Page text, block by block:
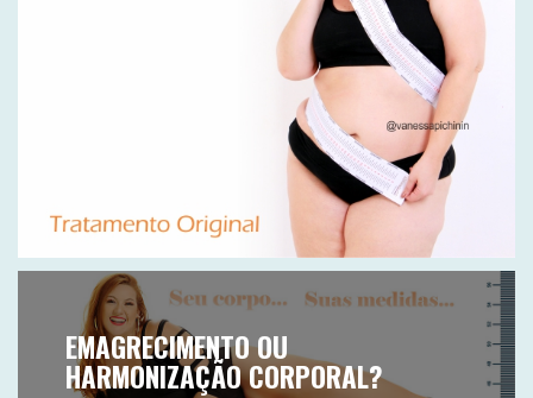
EMAGRECIMENTO OU
HARMONIZAÇÃO CORPORAL?